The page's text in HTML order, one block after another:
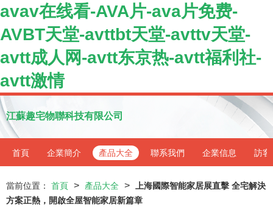
avav在线看-AVA片-ava片免费-
AVBT天堂-avttbt天堂-avttv天堂-
avtt成人网-avtt东京热-avtt福利社-
avtt激情
江蘇趣宅物聯科技有限公司
首頁 企業簡介 產品大全 聯系我們 企業信息 訪客
當前位置： 首頁 > 產品大全 >
上海國際智能家居展直擊 全宅解決
方案正熱，開啟全屋智能家居新篇章